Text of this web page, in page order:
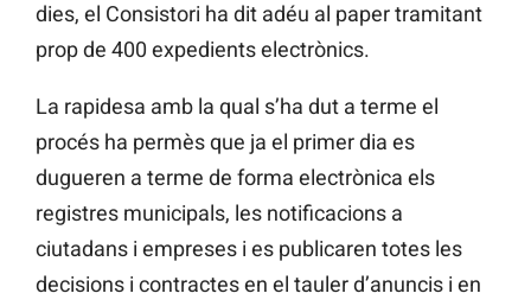
dies, el Consistori ha dit adéu al paper tramitant
prop de 400 expedients electrònics.
La rapidesa amb la qual s’ha dut a terme el
procés ha permès que ja el primer dia es
dugueren a terme de forma electrònica els
registres municipals, les notificacions a
ciutadans i empreses i es publicaren totes les
decisions i contractes en el tauler d’anuncis i en